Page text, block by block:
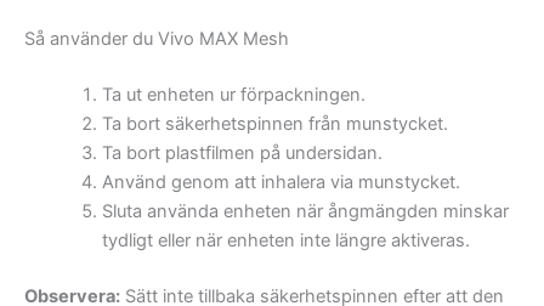
Så använder du Vivo MAX Mesh
Ta ut enheten ur förpackningen.
Ta bort säkerhetspinnen från munstycket.
Ta bort plastfilmen på undersidan.
Använd genom att inhalera via munstycket.
Sluta använda enheten när ångmängden minskar
tydligt eller när enheten inte längre aktiveras.
Observera: Sätt inte tillbaka säkerhetspinnen efter att den